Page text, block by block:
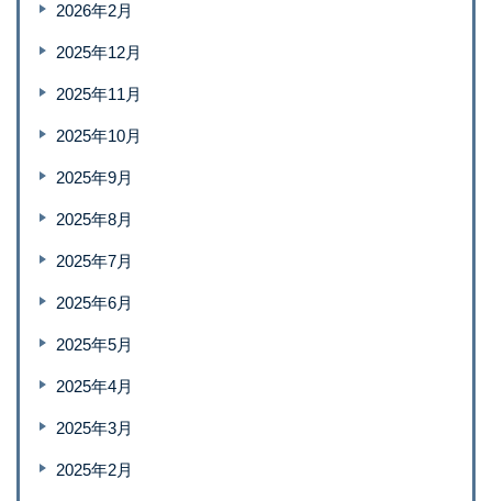
2026年2月
2025年12月
2025年11月
2025年10月
2025年9月
2025年8月
2025年7月
2025年6月
2025年5月
2025年4月
2025年3月
2025年2月